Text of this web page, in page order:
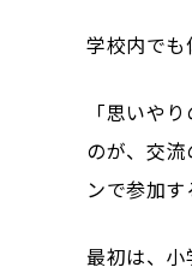
学校内でも
「思いや
のが、交
ンで参加す
最初は、小